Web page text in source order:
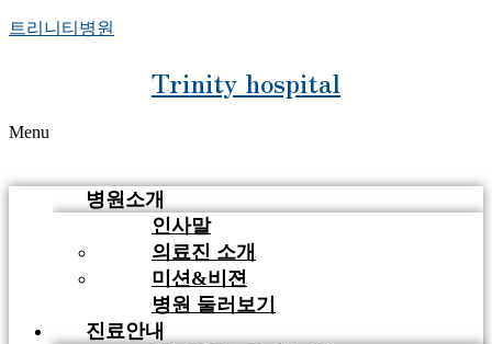
트리니티병원
Trinity hospital
Menu
병원소개
인사말
의료진 소개
미션&비젼
병원 둘러보기
진료안내